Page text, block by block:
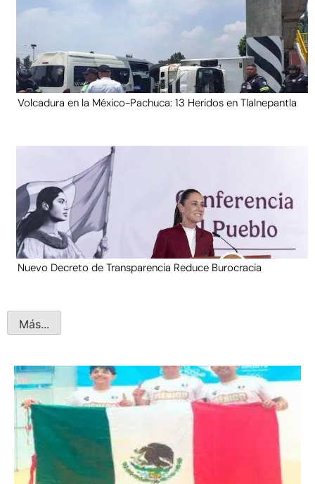
Volcadura en la México-Pachuca: 13 Heridos en Tlalnepantla
Nuevo Decreto de Transparencia Reduce Burocracia
Más...